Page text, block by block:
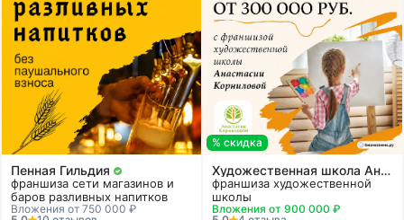
Пенная Гильдия
франшиза сети магазинов и
баров разливных напитков
Вложения от 750 000 ₽
% скидка
Художественная школа Анастасии Корниловой
франшиза художественной
школы
Вложения от 900 000 ₽